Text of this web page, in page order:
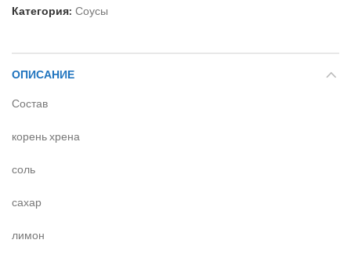
Категория: Соусы
ОПИСАНИЕ
Состав
корень хрена
соль
сахар
лимон